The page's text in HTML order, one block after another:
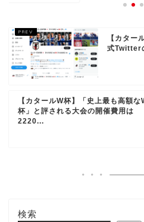
【カター
式Twitter
【カタールW杯】「史上最も高額な
杯」と評される大会の開催費用は
2220...
検索